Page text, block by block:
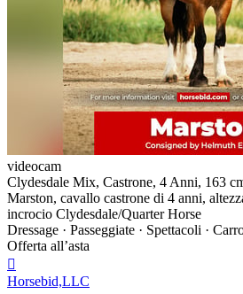
videocam
Clydesdale Mix, Castrone, 4 Anni, 163
Marston, cavallo castrone di 4 anni,
incrocio Clydesdale/Quarter Horse
Dressage · Passeggiate · Spettacoli ·
Offerta all’asta

Horsebid,LLC